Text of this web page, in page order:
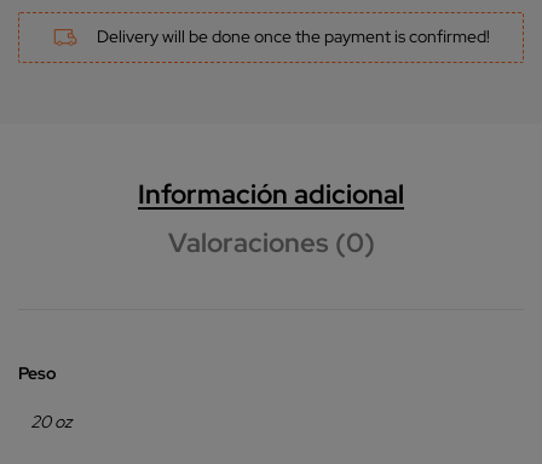
Delivery will be done once the payment is confirmed!
Información adicional
Valoraciones (0)
Peso
20 oz